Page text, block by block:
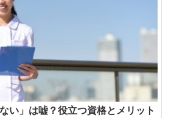
い」は嘘？役立つ資格とメリット